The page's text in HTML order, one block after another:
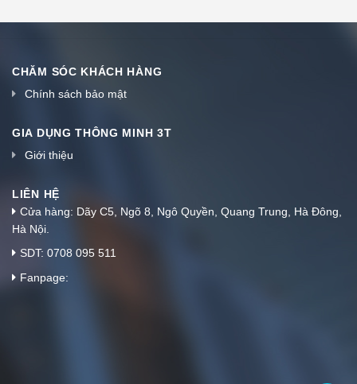
CHĂM SÓC KHÁCH HÀNG
Chính sách bảo mật
GIA DỤNG THÔNG MINH 3T
Giới thiệu
LIÊN HỆ
Cửa hàng: Dãy C5, Ngõ 8, Ngô Quyền, Quang Trung, Hà Đông,
Hà Nội.
SDT: 0708 095 511
Fanpage: